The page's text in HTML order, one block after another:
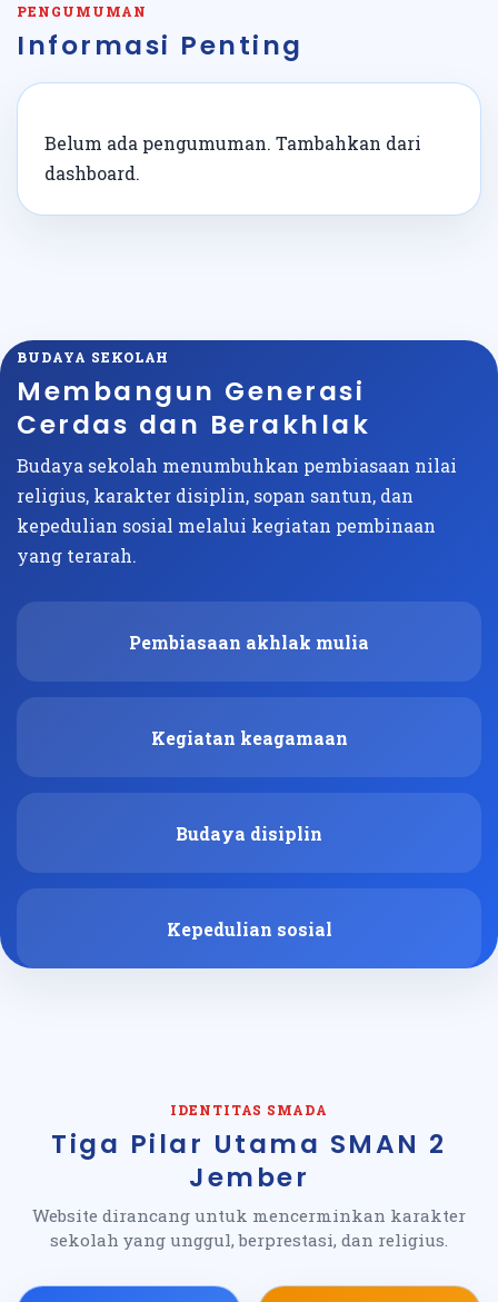
PENGUMUMAN
Informasi Penting
Belum ada pengumuman. Tambahkan dari
dashboard.
BUDAYA SEKOLAH
Membangun Generasi
Cerdas dan Berakhlak
Budaya sekolah menumbuhkan pembiasaan nilai
religius, karakter disiplin, sopan santun, dan
kepedulian sosial melalui kegiatan pembinaan
yang terarah.
Pembiasaan akhlak mulia
Kegiatan keagamaan
Budaya disiplin
Kepedulian sosial
IDENTITAS SMADA
Tiga Pilar Utama SMAN 2
Jember
Website dirancang untuk mencerminkan karakter
sekolah yang unggul, berprestasi, dan religius.